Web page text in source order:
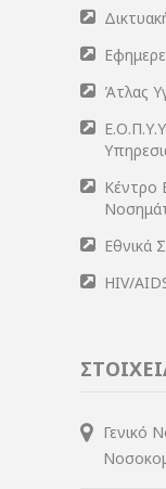
Άτλας
Κέντρο
Εθνικά
HIV/
Γενικό